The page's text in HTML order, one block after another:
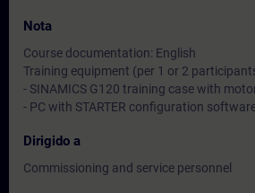
Nota
Course documentation: English
Training equipment (per 1 or 2
- SINAMICS G120 training case with
- PC with STARTER configuration
Dirigido a
Commissioning and service personnel